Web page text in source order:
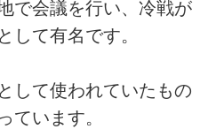
で会議を行い、冷戦が
して有名です。
して使われていたもの
ています。